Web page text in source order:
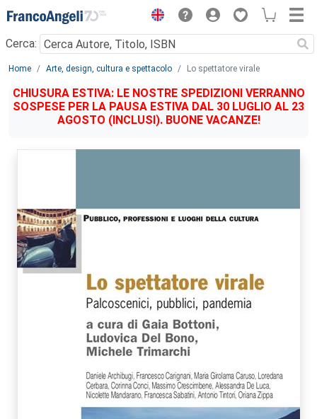
Menu
Cerca:
Main content
Home Arte, design, cultura e spettacolo Lo spettatore virale
CHIUSURA ESTIVA: LE NOSTRE SPEDIZIONI VERRANNO
SOSPESE PER LA PAUSA ESTIVA DAL 30 LUGLIO AL 23
AGOSTO (INCLUSI). BUONE VACANZE!